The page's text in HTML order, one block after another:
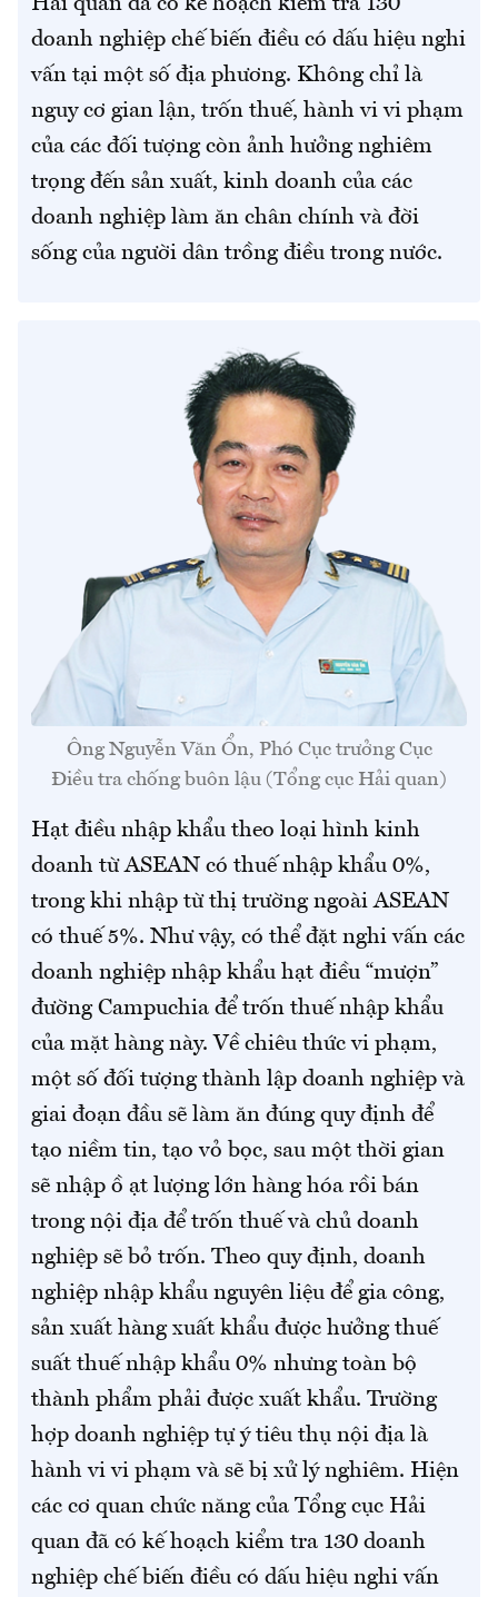
doanh nghiệp chế biến điều có dấu hiệu nghi
vấn tại một số địa phương. Không chỉ là
nguy cơ gian lận, trốn thuế, hành vi vi phạm
của các đối tượng còn ảnh hưởng nghiêm
trọng đến sản xuất, kinh doanh của các
doanh nghiệp làm ăn chân chính và đời
sống của người dân trồng điều trong nước.
Ông Nguyễn Văn Ổn, Phó Cục trưởng Cục
Điều tra chống buôn lậu (Tổng cục Hải quan)
Hạt điều nhập khẩu theo loại hình kinh
doanh từ ASEAN có thuế nhập khẩu 0%,
trong khi nhập từ thị trường ngoài ASEAN
có thuế 5%. Như vậy, có thể đặt nghi vấn các
doanh nghiệp nhập khẩu hạt điều “mượn”
đường Campuchia để trốn thuế nhập khẩu
của mặt hàng này. Về chiêu thức vi phạm,
một số đối tượng thành lập doanh nghiệp và
giai đoạn đầu sẽ làm ăn đúng quy định để
tạo niềm tin, tạo vỏ bọc, sau một thời gian
sẽ nhập ồ ạt lượng lớn hàng hóa rồi bán
trong nội địa để trốn thuế và chủ doanh
nghiệp sẽ bỏ trốn. Theo quy định, doanh
nghiệp nhập khẩu nguyên liệu để gia công,
sản xuất hàng xuất khẩu được hưởng thuế
suất thuế nhập khẩu 0% nhưng toàn bộ
thành phẩm phải được xuất khẩu. Trường
hợp doanh nghiệp tự ý tiêu thụ nội địa là
hành vi vi phạm và sẽ bị xử lý nghiêm. Hiện
các cơ quan chức năng của Tổng cục Hải
quan đã có kế hoạch kiểm tra 130 doanh
nghiệp chế biến điều có dấu hiệu nghi vấn